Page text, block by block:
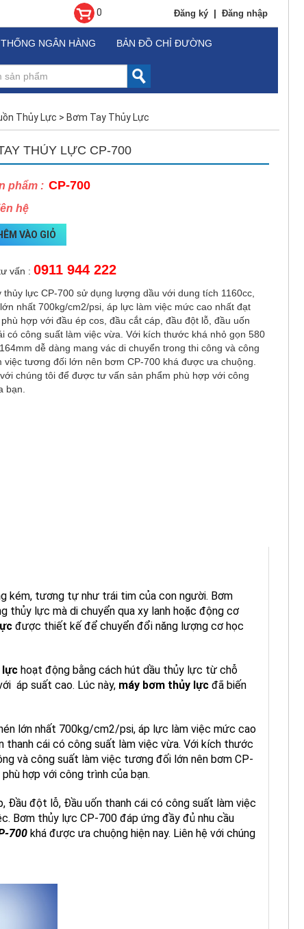
Đăng ký| Đăng nhập
0
NGÂN HÀNG BẢN ĐỒ CHỈ ĐƯỜNG
Thủy Lực > Bơm Tay Thủy Lực
THỦY LỰC CP-700
phẩm : CP-700
hệ
VÀO GIỎ
vấn :0911 944 222
thủy lực CP-700 sử dụng lượng dầu với dung tích 1160cc,
nhất 700kg/cm2/psi, áp lực làm việc mức cao nhất đạt
hợp với đầu ép cos, đầu cắt cáp, đầu đột lỗ, đầu uốn
có công suất làm việc vừa. Với kích thước khá nhỏ gọn 580
dễ dàng mang vác di chuyển trong thi công và công
việc tương đối lớn nên bơm CP-700 khá được ưa chuộng.
chúng tôi để được tư vấn sản phẩm phù hợp với công
bạn.
kém, tương tự như trái tim của con người. Bơm
thủy lực mà di chuyển qua xy lanh hoặc động cơ
được thiết kế để chuyển đổi năng lượng cơ học
lực hoạt động bằng cách hút dầu thủy lực từ chỗ
áp suất cao. Lúc này, máy bơm thủy lực đã biến
lớn nhất 700kg/cm2/psi, áp lực làm việc mức cao
thanh cái có công suất làm việc vừa. Với kích thước
và công suất làm việc tương đối lớn nên bơm CP-
hợp với công trình của bạn.
Đầu đột lỗ, Đầu uốn thanh cái có công suất làmviệc
Bơm thủy lực CP-700 đáp ứng đầy đủ nhu cầu
700 khá được ưa chuộng hiện nay. Liên hệ với chúng